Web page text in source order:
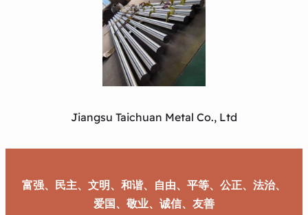
Jiangsu Taichuan Metal Co., Ltd
富强、民主、文明、和谐、自由、平等、公正、法治、
爱国、敬业、诚信、友善